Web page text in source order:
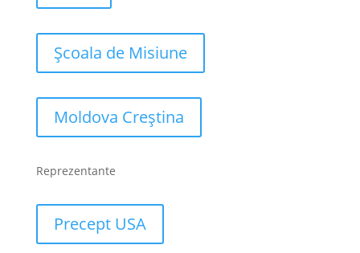
Școala de Misiune
Moldova Creștina
Reprezentante
Precept USA